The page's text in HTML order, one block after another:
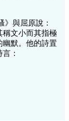
與屈原說：
稱文小而其指極
幽默。他的詩置
：